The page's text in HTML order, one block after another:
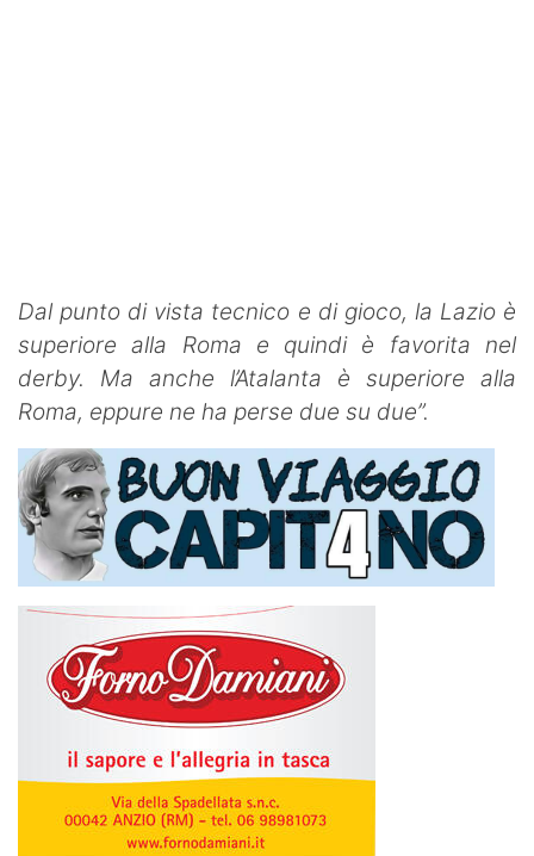
Dal punto di vista tecnico e di gioco, la Lazio è
superiore alla Roma e quindi è favorita nel
derby. Ma anche l’Atalanta è superiore alla
Roma, eppure ne ha perse due su due”.